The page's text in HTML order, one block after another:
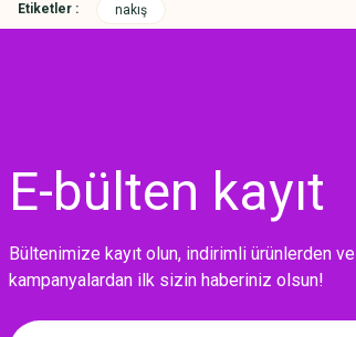
Etiketler : nakış
E-bülten kayıt
Bültenimize kayıt olun, indirimli ürünlerden ve
kampanyalardan ilk sizin haberiniz olsun!